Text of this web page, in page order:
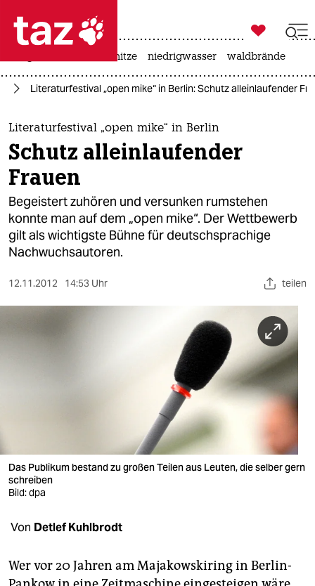
 taz zahl ich
taz zahl ich
themen
politik
öko
gesellschaft
kultur
sport
berlin
veranstaltungen
shop
fragen & hilfe
abo

taz zahl ich
hitze niedrigwasser waldbrände
Literaturfestival „open mike“ in Berlin: Schutz alleinlaufender
Literaturfestival „open mike“ in Berlin
Schutz alleinlaufender
Frauen
Begeistert zuhören und versunken rumstehen
konnte man auf dem „open mike“. Der Wettbewerb
gilt als wichtigste Bühne für deutschsprachige
Nachwuchsautoren.
12.11.2012 14:53 Uhr teilen
Das Publikum bestand zu großen Teilen aus Leuten, die selber gern
schreiben
Bild: dpa
Von Detlef Kuhlbrodt
Wer vor 20 Jahren am Majakowskiring in Berlin-